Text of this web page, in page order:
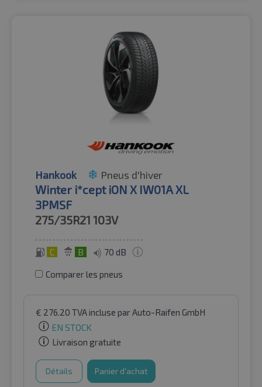
Hankook Pneus d'hiver
Winter i*cept iON X IW01A XL
3PMSF
275/35R21 103V
C B 70 dB
Comparer les pneus
€ 276.20 TVA incluse par Auto-Raifen GmbH
EN STOCK
Livraison gratuite
Détails Panier d'achat